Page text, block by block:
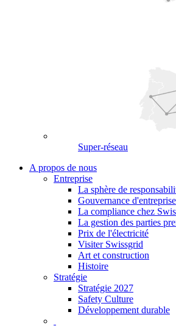
Super-réseau
A propos de nous
Entreprise
La sphère de
Gouvernance d'entreprise
La compliance chez
La gestion des parties
Prix de l'électricité
Visiter Swissgrid
Art et construction
Histoire
Stratégie
Stratégie 2027
Safety Culture
Développement durable